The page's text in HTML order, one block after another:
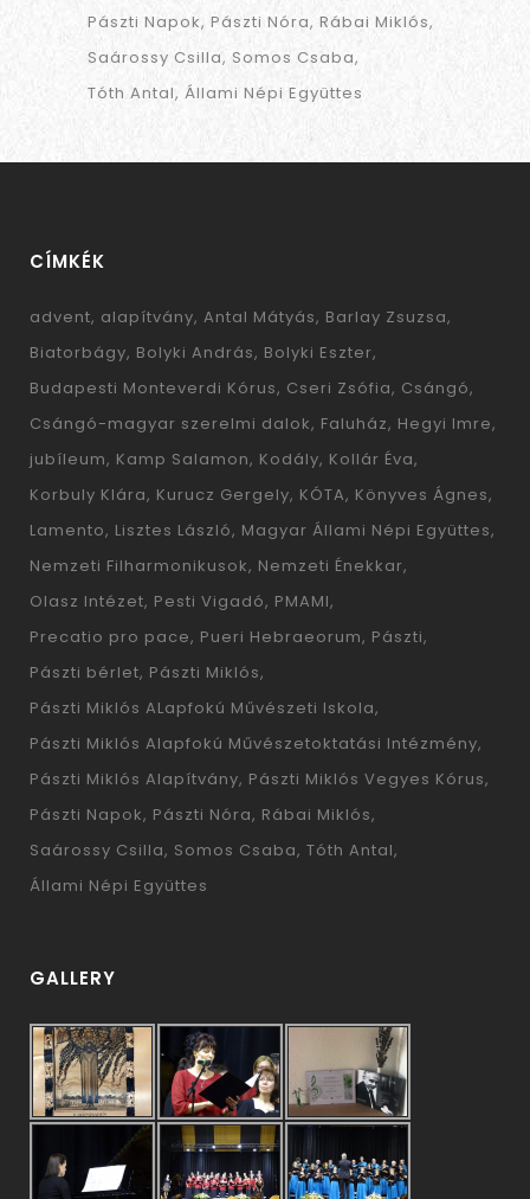
Pászti Napok Pászti Nóra Rábai Miklós
Saárossy Csilla Somos Csaba
Tóth Antal Állami Népi Együttes
CÍMKÉK
advent alapítvány Antal Mátyás Barlay Zsuzsa
Biatorbágy Bolyki András Bolyki Eszter
Budapesti Monteverdi Kórus Cseri Zsófia Csángó
Csángó-magyar szerelmi dalok Faluház Hegyi Imre
jubíleum Kamp Salamon Kodály Kollár Éva
Korbuly Klára Kurucz Gergely KÓTA Könyves Ágnes
Lamento Lisztes László Magyar Állami Népi Együttes
Nemzeti Filharmonikusok Nemzeti Énekkar
Olasz Intézet Pesti Vigadó PMAMI
Precatio pro pace Pueri Hebraeorum Pászti
Pászti bérlet Pászti Miklós
Pászti Miklós ALapfokú Művészeti Iskola
Pászti Miklós Alapfokú Művészetoktatási Intézmény
Pászti Miklós Alapítvány Pászti Miklós Vegyes Kórus
Pászti Napok Pászti Nóra Rábai Miklós
Saárossy Csilla Somos Csaba Tóth Antal
Állami Népi Együttes
GALLERY